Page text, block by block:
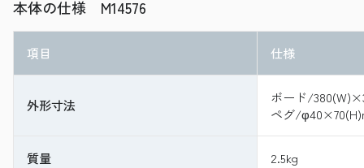
本体の仕様 M14576
項目 仕様
外形寸法
ボード/
ペグ/
質量 2.5kg